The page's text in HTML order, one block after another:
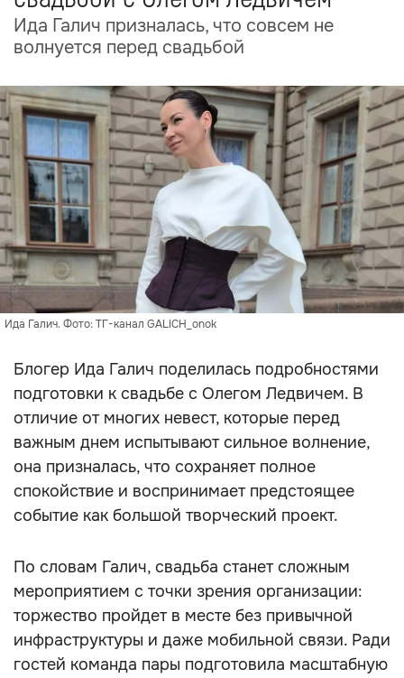
Ида Галич призналась, что совсем не
волнуется перед свадьбой
Ида Галич. Фото: ТГ-канал GALICH_onok
Блогер Ида Галич поделилась подробностями
подготовки к свадьбе с Олегом Ледвичем. В
отличие от многих невест, которые перед
важным днем испытывают сильное волнение,
она призналась, что сохраняет полное
спокойствие и воспринимает предстоящее
событие как большой творческий проект.
По словам Галич, свадьба станет сложным
мероприятием с точки зрения организации:
торжество пройдет в месте без привычной
инфраструктуры и даже мобильной связи. Ради
гостей команда пары подготовила масштабную